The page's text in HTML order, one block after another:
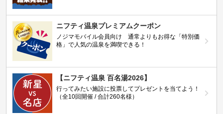
ニフティ温泉プレミアムクーポン
ノジマモバイル会員向け 通常よりもお得な「特別価
格」で人気の温泉を満喫できる！
【ニフティ温泉 百名湯2026】
行ってみたい施設に投票してプレゼントを当てよう！
（全10回開催 / 合計260名様）